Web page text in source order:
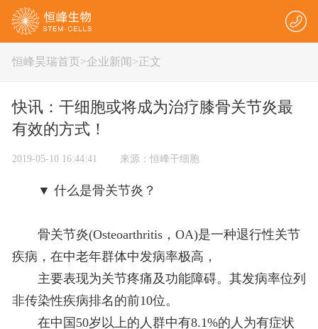
恒峰昊瑞首页>企业新闻 >正文
快讯：干细胞或将成为治疗膝骨关节炎最
有效的方式！
2019-05-10 16:44:41 来源：恒峰干细胞
▼ 什么是骨关节炎？
骨关节炎(Osteoarthritis，OA)是一种退行性关节
疾病，在中老年群体中发病率极高，
主要表现为关节疼痛及功能障碍。其发病率位列
非传染性疾病排名的前10位。
在中国50岁以上的人群中有8.1%的人为有症状